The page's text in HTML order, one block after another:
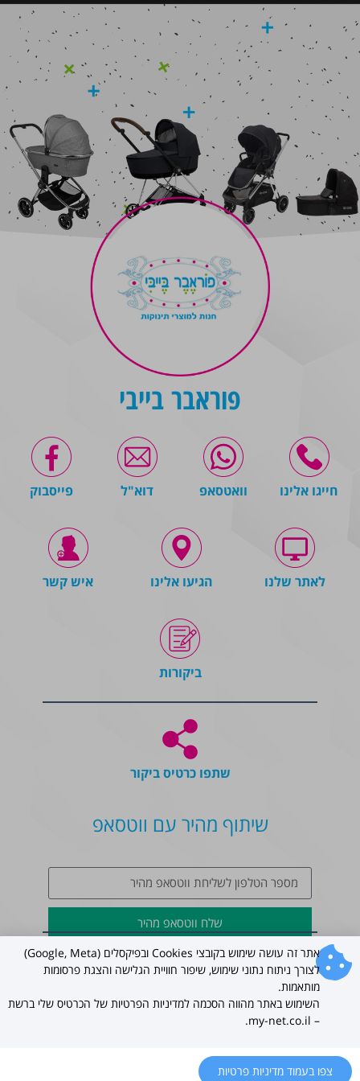
פוראבר בייבי
חייגו אלינו וואטסאפ דוא"ל פייסבוק
לאתר שלנו הגיעו אלינו איש קשר
ביקורות
שתפו כרטיס ביקור
שיתוף מהיר עם ווטסאפ
שלח ווטסאפ מהיר
כל הזכויות שמורות ל – my-net.co.il
2022 ©
אתר זה עושה שימוש בקובצי Cookies ובפיקסלים (Google, Meta)
לצורך ניתוח נתוני שימוש, שיפור חוויית הגלישה והצגת פרסומות
מותאמות.
השימוש באתר מהווה הסכמה למדיניות הפרטיות של הכרטיס שלי ברשת
– my-net.co.il.
צפו בעמוד מדיניות פרטיות